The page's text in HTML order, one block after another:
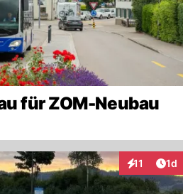
für ZOM-Neubau
11 1d